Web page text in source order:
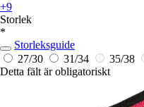
+9
Storlek
*
Storleksguide
27/30
31/34 35/38
Detta fält är obligatoriskt